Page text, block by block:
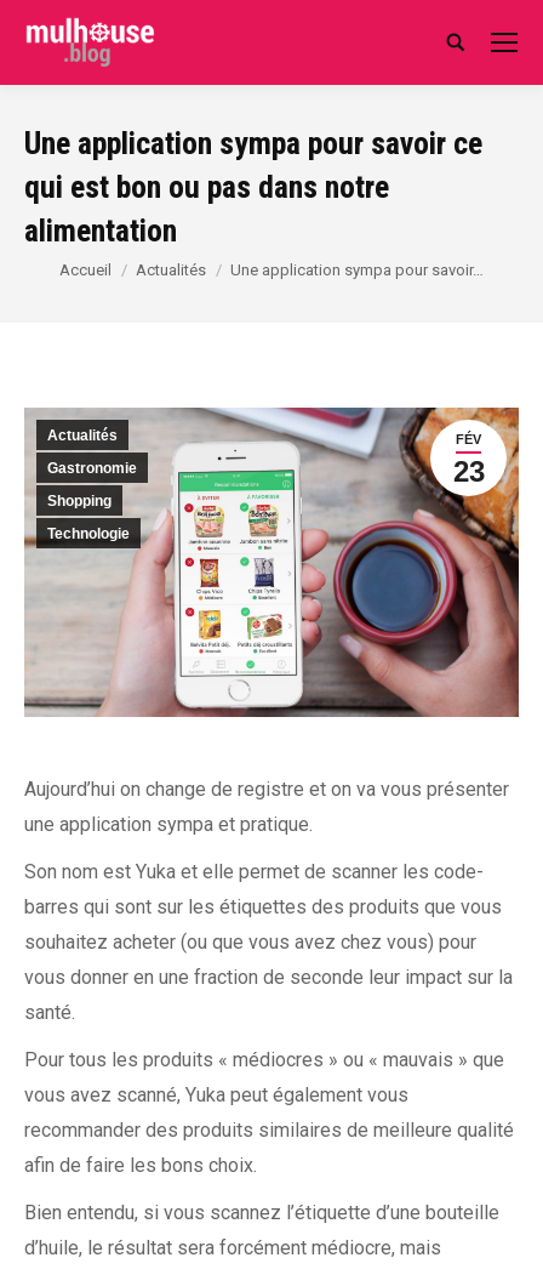
Search:
Une application sympa pour savoir ce
qui est bon ou pas dans notre
alimentation
Vous êtes ici :
Accueil Actualités Une application sympa pour savoir…
FÉV
23
Actualités
Gastronomie
Shopping
Technologie
Aujourd’hui on change de registre et on va vous présenter
une application sympa et pratique.
Son nom est Yuka et elle permet de scanner les code-
barres qui sont sur les étiquettes des produits que vous
souhaitez acheter (ou que vous avez chez vous) pour
vous donner en une fraction de seconde leur impact sur la
santé.
Pour tous les produits « médiocres » ou « mauvais » que
vous avez scanné, Yuka peut également vous
recommander des produits similaires de meilleure qualité
afin de faire les bons choix.
Bien entendu, si vous scannez l’étiquette d’une bouteille
d’huile, le résultat sera forcément médiocre, mais